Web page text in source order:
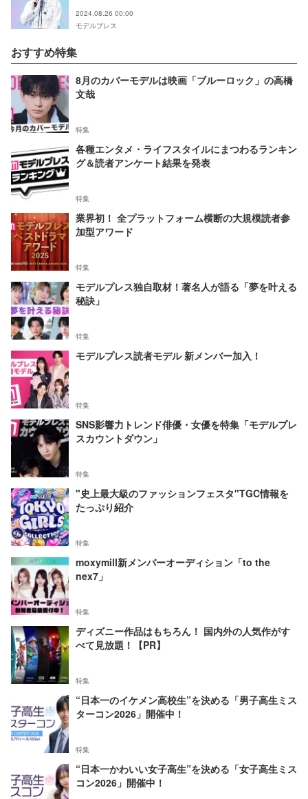
2024.08.26 00:00
モデルプレス
おすすめ特集
8月のカバーモデルは映画「ブルーロック」の高橋
文哉
特集
各種エンタメ・ライフスタイルにまつわるランキン
グ＆読者アンケート結果を発表
特集
業界初！ 全プラットフォーム横断の大規模読者参
加型アワード
特集
モデルプレス独自取材！著名人が語る「夢を叶える
秘訣」
特集
モデルプレス読者モデル 新メンバー加入！
特集
SNS影響力トレンド俳優・女優を特集「モデルプレ
スカウントダウン」
特集
"史上最大級のファッションフェスタ"TGC情報を
たっぷり紹介
特集
moxymill新メンバーオーディション「to the
nex7」
特集
ディズニー作品はもちろん！ 国内外の人気作がす
べて見放題！【PR】
特集
“日本一のイケメン高校生”を決める「男子高生ミス
ターコン2026」開催中！
特集
“日本一かわいい女子高生”を決める「女子高生ミス
コン2026」開催中！